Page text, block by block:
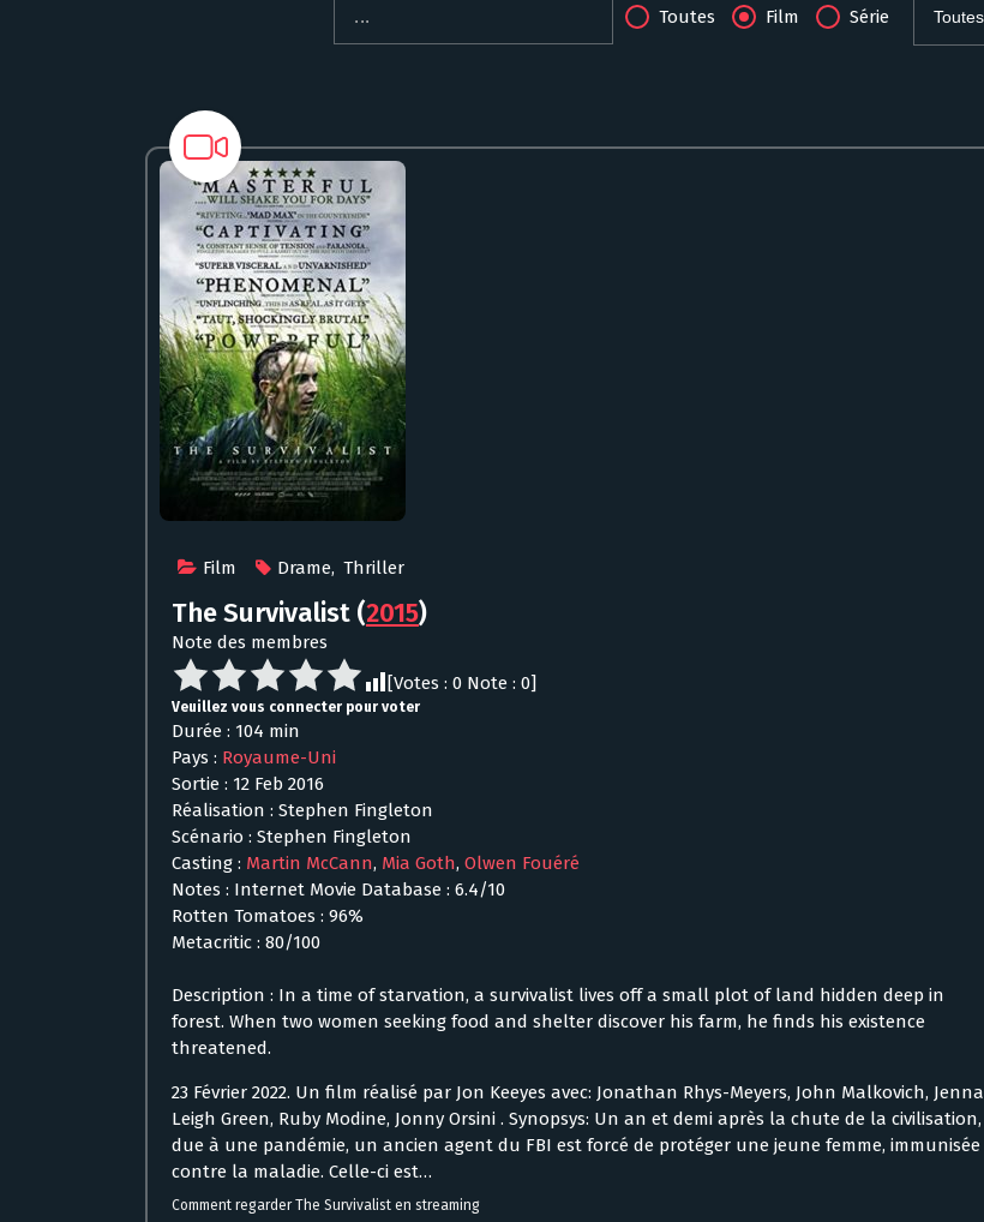
Toutes Film Série
Film Drame, Thriller
The Survivalist (2015)
Note des membres
[Votes : 0 Note : 0]
Veuillez vous connecter pour voter
Durée : 104 min
Pays : Royaume-Uni
Sortie : 12 Feb 2016
Réalisation : Stephen Fingleton
Scénario : Stephen Fingleton
Casting : Martin McCann, Mia Goth, Olwen Fouéré
Notes : Internet Movie Database : 6.4/10
Rotten Tomatoes : 96%
Metacritic : 80/100
Description : In a time of starvation, a survivalist lives off a small plot of land hidden deep in
forest. When two women seeking food and shelter discover his farm, he finds his existence
threatened.
23 Février 2022. Un film réalisé par Jon Keeyes avec: Jonathan Rhys-Meyers, John Malkovich, Jenna
Leigh Green, Ruby Modine, Jonny Orsini . Synopsys: Un an et demi après la chute de la civilisation,
due à une pandémie, un ancien agent du FBI est forcé de protéger une jeune femme, immunisée
contre la maladie. Celle-ci est…
Comment regarder The Survivalist en streaming